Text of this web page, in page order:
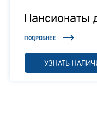
Пансионаты
Подмосковье
ПОДРОБНЕЕ
УЗНАТЬ